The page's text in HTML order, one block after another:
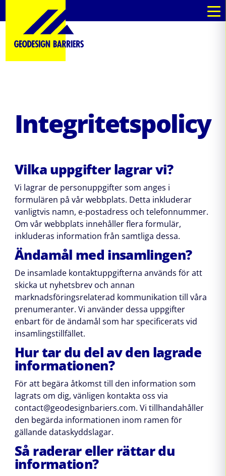
Integritetspolicy
Vilka uppgifter lagrar vi?
Vi lagrar de personuppgifter som anges i
formulären på vår webbplats. Detta inkluderar
vanligtvis namn, e-postadress och telefonnummer.
Om vår webbplats innehåller flera formulär,
inkluderas information från samtliga dessa.
Ändamål med insamlingen?
De insamlade kontaktuppgifterna används för att
skicka ut nyhetsbrev och annan
marknadsföringsrelaterad kommunikation till våra
prenumeranter. Vi använder dessa uppgifter
enbart för de ändamål som har specificerats vid
insamlingstillfället.
Hur tar du del av den lagrade
informationen?
För att begära åtkomst till den information som
lagrats om dig, vänligen kontakta oss via
contact@geodesignbariers.com. Vi tillhandahåller
den begärda informationen inom ramen för
gällande dataskyddslagar.
Så raderar eller rättar du
information?